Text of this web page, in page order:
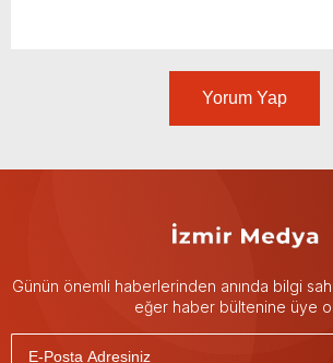
Yorum Yap
Günün önemli haberlerinden anında bilgi
eğer haber bültenine üye